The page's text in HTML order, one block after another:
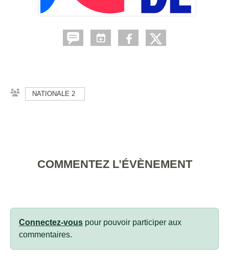
NATIONALE 2
COMMENTEZ L’ÉVÈNEMENT
Connectez-vous pour pouvoir participer aux
commentaires.